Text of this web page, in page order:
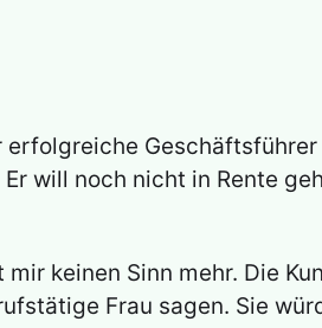
erfolgreiche
will noch nicht in Rente
keinen Sinn mehr. Die
Frau sagen. Sie